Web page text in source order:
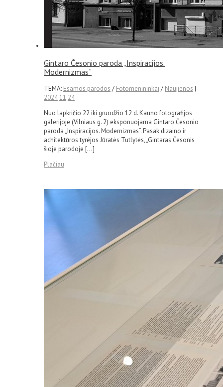
Gintaro Česonio paroda „Inspiracijos.
Modernizmas“
TEMA: Esamos parodos / Fotomenininkai / Naujienos |
202411 24
Nuo lapkričio 22 iki gruodžio 12 d. Kauno fotografijos
galerijoje (Vilniaus g. 2) eksponuojama Gintaro Česonio
paroda „Inspiracijos. Modernizmas“. Pasak dizaino ir
achitektūros tyrėjos Jūratės Tutlytės, „Gintaras Česonis
šioje parodoje […]
Plačiau